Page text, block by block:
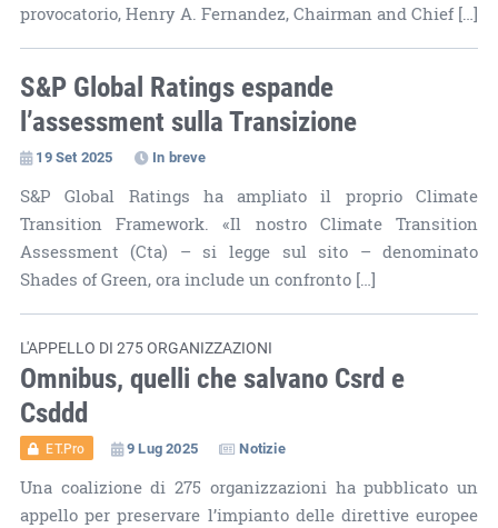
provocatorio, Henry A. Fernandez, Chairman and Chief […]
S&P Global Ratings espande
l’assessment sulla Transizione
19 Set 2025 In breve
S&P Global Ratings ha ampliato il proprio Climate
Transition Framework. «Il nostro Climate Transition
Assessment (Cta) – si legge sul sito – denominato
Shades of Green, ora include un confronto […]
L'APPELLO DI 275 ORGANIZZAZIONI
Omnibus, quelli che salvano Csrd e
Csddd
ET.Pro 9 Lug 2025 Notizie
Una coalizione di 275 organizzazioni ha pubblicato un
appello per preservare l’impianto delle direttive europee